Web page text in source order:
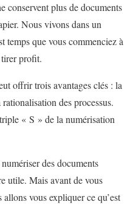
conservent plus de documents
Nous vivons dans un
temps que vous commenciez à
profit.
offrir trois avantages clés : la
des processus.
« S » de la numérisation
des documents
utile. Mais avant de vous
vous expliquer ce qu’est